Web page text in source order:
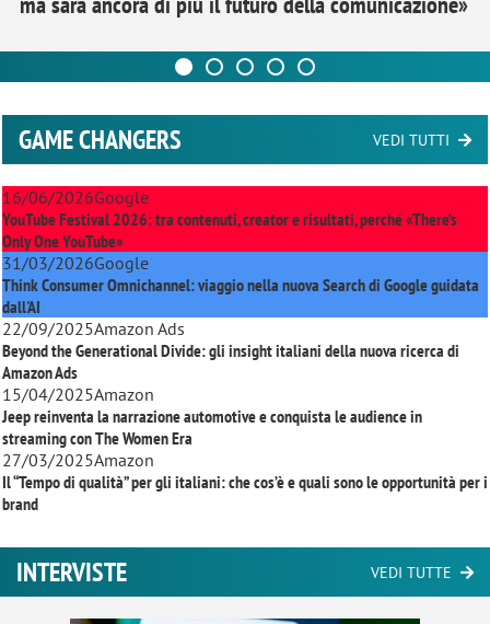
GAME CHANGERS VEDI TUTTI
16/06/2026Google
YouTube Festival 2026: tra contenuti, creator e risultati, perché «There’s
Only One YouTube»
31/03/2026Google
Think Consumer Omnichannel: viaggio nella nuova Search di Google guidata
dall'AI
22/09/2025Amazon Ads
Beyond the Generational Divide: gli insight italiani della nuova ricerca di
Amazon Ads
15/04/2025Amazon
Jeep reinventa la narrazione automotive e conquista le audience in
streaming conThe Women Era
27/03/2025Amazon
Il “Tempo di qualità” per gli italiani: che cos’è e quali sono le opportunità per i
brand
INTERVISTE VEDI TUTTE